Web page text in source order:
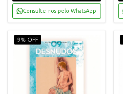
Consulte-nos pelo WhatsApp
9% OFF